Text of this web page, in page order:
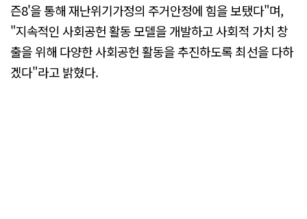
즌8'을 통해 재난위기가정의 주거안정에 힘을 보탰다"며,
"지속적인 사회공헌 활동 모델을 개발하고 사회적 가치 창
출을 위해 다양한 사회공헌 활동을 추진하도록 최선을 다하
겠다"라고 밝혔다.